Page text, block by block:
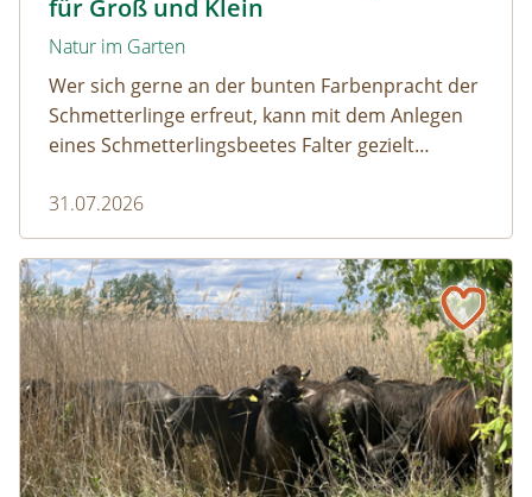
für Groß und Klein
Natur im Garten
Wer sich gerne an der bunten Farbenpracht der
Schmetterlinge erfreut, kann mit dem Anlegen
eines Schmetterlingsbeetes Falter gezielt
dürfen ausreichend mitgedacht werden. Denn
ohne Raupen gibt es keine schönen
Schmetterlinge!
31.07.2026
Naturmagazin: Die Rückkehr der Big Five im Weinviertel
Die Rückkehr der Big Five im Weinviertel